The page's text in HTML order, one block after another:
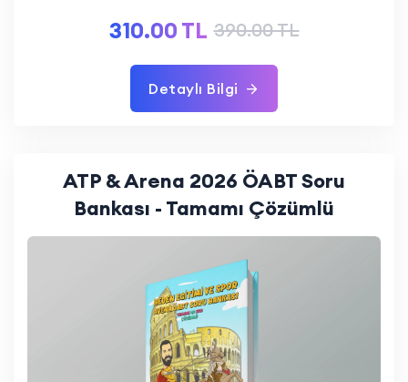
310.00 TL 390.00 TL
Detaylı Bilgi
ATP & Arena 2026 ÖABT Soru
Bankası - Tamamı Çözümlü